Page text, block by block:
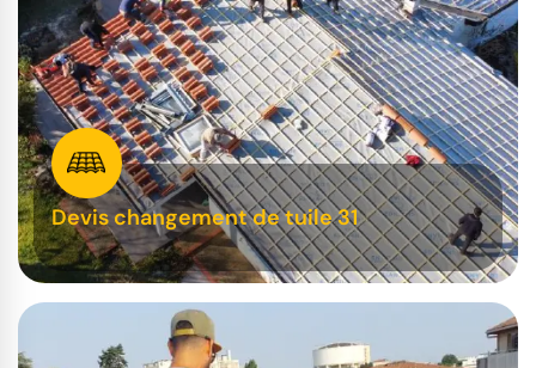
Devis changement de tuile 31